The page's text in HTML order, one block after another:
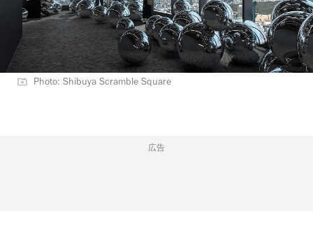
Photo: Shibuya Scramble Square
広告